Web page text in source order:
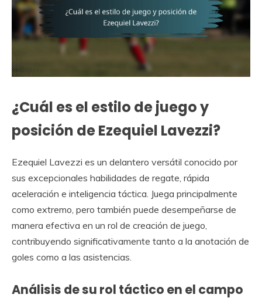
¿Cuál es el estilo de juego y
posición de Ezequiel Lavezzi?
Ezequiel Lavezzi es un delantero versátil conocido por
sus excepcionales habilidades de regate, rápida
aceleración e inteligencia táctica. Juega principalmente
como extremo, pero también puede desempeñarse de
manera efectiva en un rol de creación de juego,
contribuyendo significativamente tanto a la anotación de
goles como a las asistencias.
Análisis de su rol táctico en el campo